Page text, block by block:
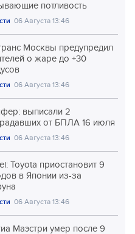
потливость
06 Августа 13:46
Москвы предупредил
о жаре до +30
06 Августа 13:46
выписали 2
от БПЛА 16 июля
06 Августа 13:46
Toyota приостановит 9
в Японии из-за
06 Августа 13:46
Маэстри умер после 9